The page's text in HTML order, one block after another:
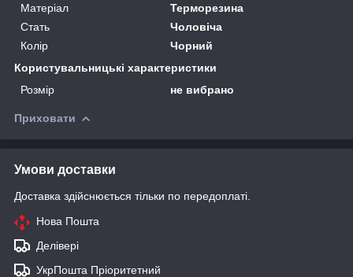
Матеріал
Терморезина
Стать
Чоловіча
Колір
Чорний
Користувальницькі характеристики
Розмір
не вибрано
Приховати
Умови доставки
Доставка здійснюється тільки по передоплаті.
Нова Пошта
Делівері
УкрПошта Пріоритетний